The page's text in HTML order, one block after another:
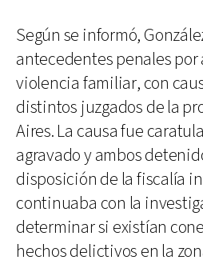
Según se informó,
antecedentes penales por
violencia familiar, con
distintos juzgados de la
Aires. La causa fue
agravado y ambos
disposición de la fiscalía
continuaba con la
determinar si existían
hechos delictivos en la